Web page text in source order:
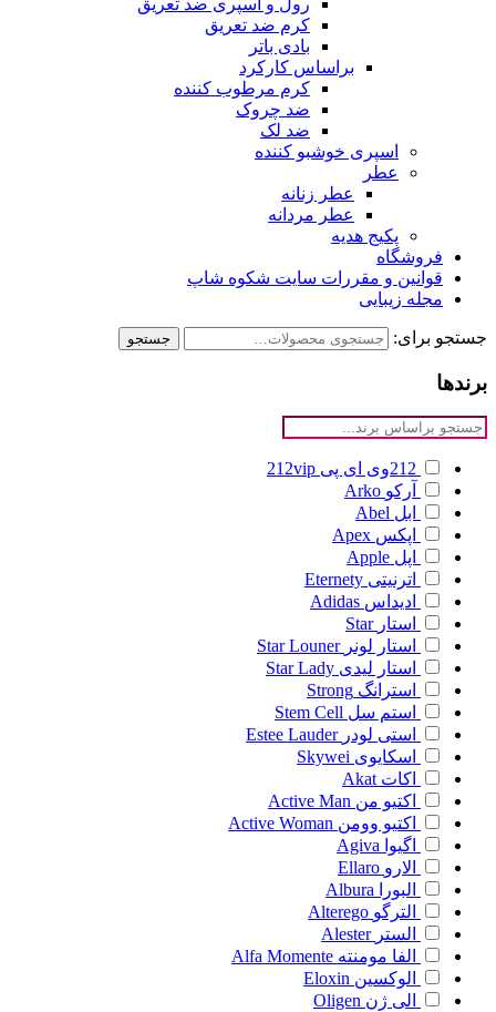
رول و اسپری ضد تعریق
کرم ضد تعریق
بادی باتر
براساس کارکرد
کرم مرطوب کننده
ضد چروک
ضد لک
اسپری خوشبو کننده
عطر
عطر زنانه
عطر مردانه
پکیج هدیه
فروشگاه
قوانین و مقررات سایت شکوه شاپ
مجله زیبایی
جستجو برای: جستجو
برندها
212وی ای پی
212vip
آرکو Arko
ابل Abel
اپکس Apex
اپل Apple
اترنیتی Eternety
ادیداس Adidas
استار Star
استار لونر Star Louner
استار لیدی Star Lady
استرانگ Strong
استم سل Stem Cell
استی لودر Estee Lauder
اسکایوی Skywei
اکات Akat
اکتیو من Active Man
اکتیو وومن Active Woman
اگیوا Agiva
الارو Ellaro
البورا
Albura
الترگو Alterego
الستر Alester
الفا مومنته Alfa Momente
الوکسین Eloxin
الی ژن Oligen